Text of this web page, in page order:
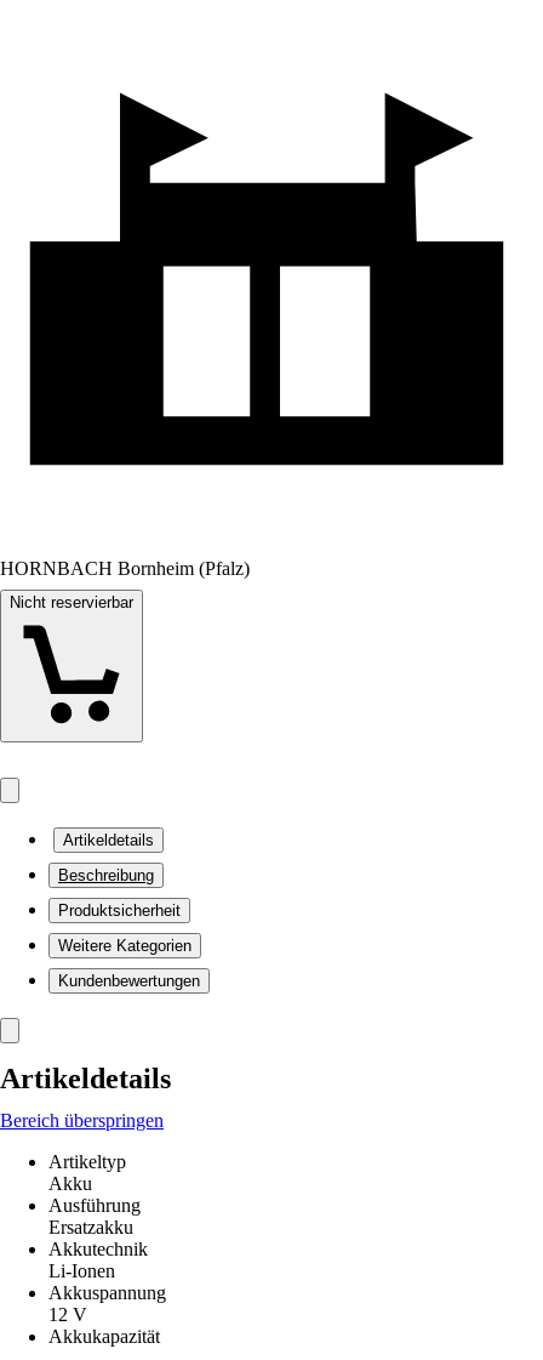
HORNBACH Bornheim (Pfalz)
Nicht reservierbar
Artikeldetails
Beschreibung
Produktsicherheit
Weitere Kategorien
Kundenbewertungen
Artikeldetails
Bereich überspringen
Artikeltyp
Akku
Ausführung
Ersatzakku
Akkutechnik
Li-Ionen
Akkuspannung
12 V
Akkukapazität